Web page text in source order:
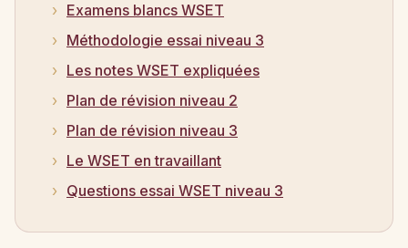
Examens blancs WSET
Méthodologie essai niveau 3
Les notes WSET expliquées
Plan de révision niveau 2
Plan de révision niveau 3
Le WSET en travaillant
Questions essai WSET niveau 3